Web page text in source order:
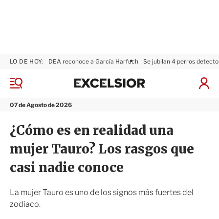
M
n
07 de Agosto de 2026
LO DE HOY: DEA reconoce a García Harfuch Se jubilan 4 perros
I
x
s
i
r
¿Cómo es en realidad una
mujer Tauro? Los rasgos que
casi nadie conoce
La mujer Tauro es uno de los signos más fuertes del
zodiaco.